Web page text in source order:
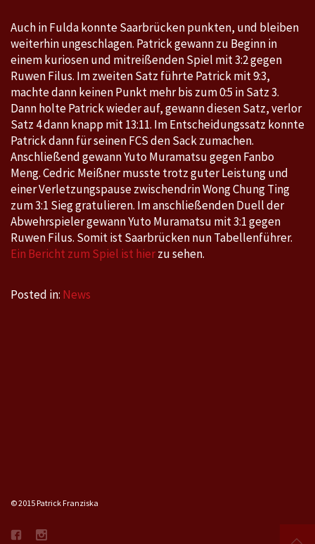
Auch in Fulda konnte Saarbrücken punkten, und bleiben
weiterhin ungeschlagen. Patrick gewann zu Beginn in
einem kuriosen und mitreißenden Spiel mit 3:2 gegen
Ruwen Filus. Im zweiten Satz führte Patrick mit 9:3,
machte dann keinen Punkt mehr bis zum 0:5 in Satz 3.
Dann holte Patrick wieder auf, gewann diesen Satz, verlor
Satz 4 dann knapp mit 13:11. Im Entscheidungssatz konnte
Patrick dann für seinen FCS den Sack zumachen.
Anschließend gewann Yuto Muramatsu gegen Fanbo
Meng. Cedric Meißner musste trotz guter Leistung und
einer Verletzungspause zwischendrin Wong Chung Ting
zum 3:1 Sieg gratulieren. Im anschließenden Duell der
Abwehrspieler gewann Yuto Muramatsu mit 3:1 gegen
Ruwen Filus. Somit ist Saarbrücken nun Tabellenführer.
Ein Bericht zum Spiel ist hierzu sehen.
Posted in: News
© 2015 Patrick Franziska